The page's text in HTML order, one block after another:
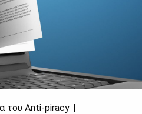
του Anti-piracy